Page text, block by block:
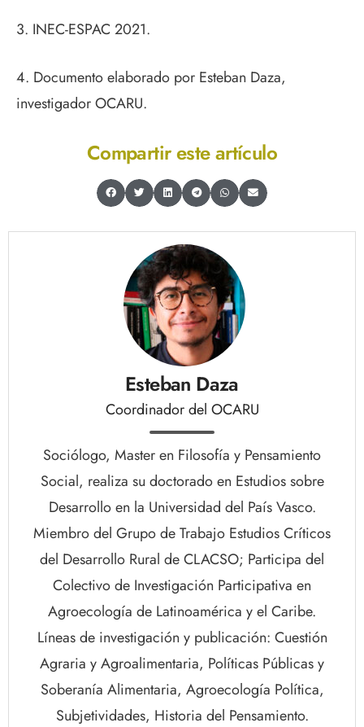
3. INEC-ESPAC 2021.
4. Documento elaborado por Esteban Daza,
investigador OCARU.
Compartir este artículo
Esteban Daza
Coordinador del OCARU
Sociólogo, Master en Filosofía y Pensamiento
Social, realiza su doctorado en Estudios sobre
Desarrollo en la Universidad del País Vasco.
Miembro del Grupo de Trabajo Estudios Críticos
del Desarrollo Rural de CLACSO; Participa del
Colectivo de Investigación Participativa en
Agroecología de Latinoamérica y el Caribe.
Líneas de investigación y publicación: Cuestión
Agraria y Agroalimentaria, Políticas Públicas y
Soberanía Alimentaria, Agroecología Política,
Subjetividades, Historia del Pensamiento.